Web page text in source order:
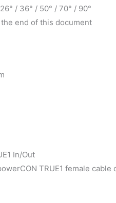
/ 36° / 50° / 70° / 90°
end of this document
In/Out
TRUE1 female cable